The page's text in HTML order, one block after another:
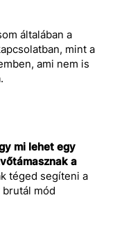
általában a
mint a
ami nem is
mi lehet egy
a
téged segíteni a
brutál mód